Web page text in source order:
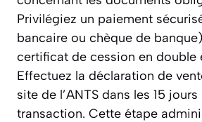
Privilégiez un paiement
bancaire ou chèque de
certificat de cession en double
Effectuez la déclaration de
site de l’ANTS dans les 15
transaction. Cette étape